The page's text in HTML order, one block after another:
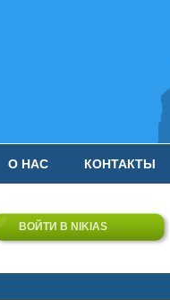
КОНТАКТЫ
О НАС
ВОЙТИ В NIKIAS